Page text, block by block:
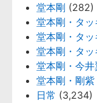
堂本剛 (282)
堂本剛・タ
堂本剛・タ
堂本剛・タ
堂本剛・今井
堂本剛・剛紫
日常 (3,234)